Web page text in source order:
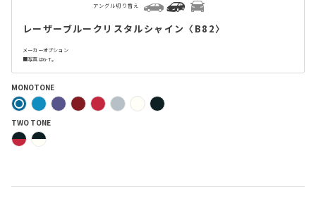
レーザーブルークリスタルシャイン〈B82〉
メーカーオプション
■写真はG-T。
アングル切り替え
MONOTONE
TWO TONE